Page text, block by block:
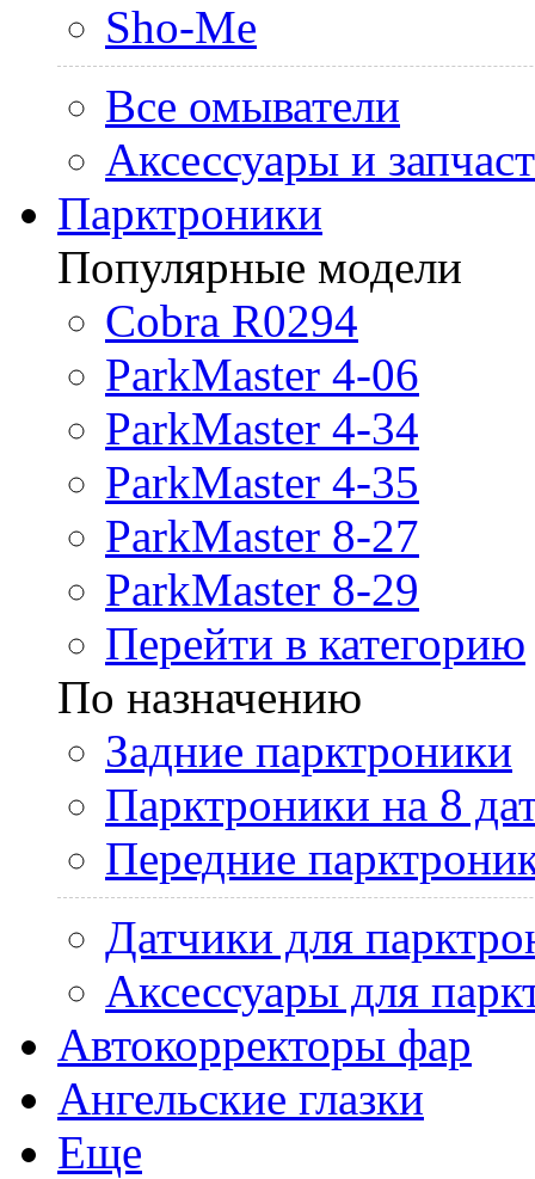
Sho-Me
Все омыватели
Аксессуары и
Парктроники
Популярные модели
Cobra R0294
ParkMaster 4-06
ParkMaster 4-34
ParkMaster 4-35
ParkMaster 8-27
ParkMaster 8-29
Перейти в категорию
По назначению
Задние парктроники
Парктроники на 8
Передние
Датчики для
Аксессуары для
Автокорректоры фар
Ангельские глазки
Еще